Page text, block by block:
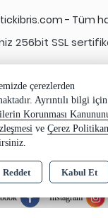
- Tüm
256bit SSL
Instagram
çerezlerden
Ayrıntılı bilgi için
Korunması
ve Çerez
Reddet Kabul Et